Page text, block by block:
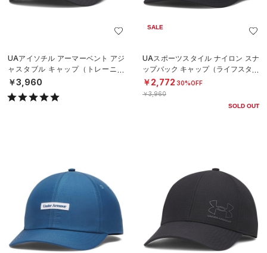
UAアイソチル アーマーベント アジ
ャスタブル キャップ（トレーニン
グ/MEN）
￥3,960
SALE
UAスポーツスタイル ナイロン スナ
ップバック キャップ（ライフスタイ
ル/MEN）
￥2,772 30%OFF
￥3,960
SOLD OUT